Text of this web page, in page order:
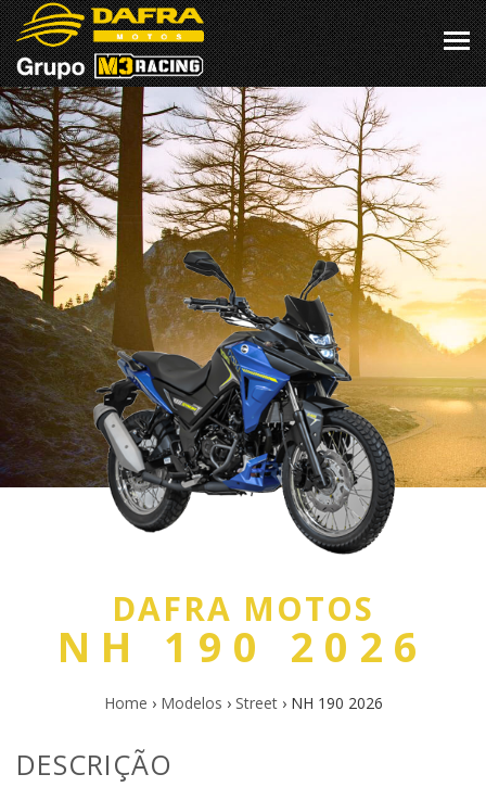
DAFRA MOTOS
NH 190 2026
Home › Modelos › Street ›NH 190 2026
DESCRIÇÃO